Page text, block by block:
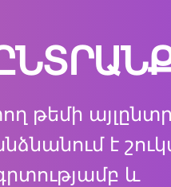
ձայնային փոխանցում
թեմի
է
և